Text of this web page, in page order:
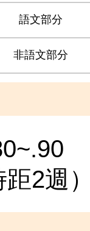
語文部分
非語文部分
2週